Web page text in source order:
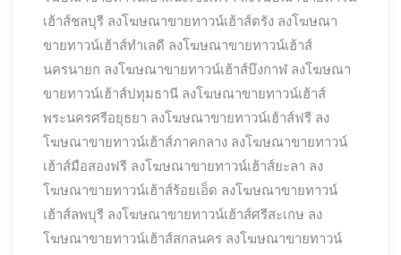
เฮ้าส์ชลบุรี ลงโฆษณาขายทาวน์เฮ้าส์ตรัง ลงโฆษณา
ขายทาวน์เฮ้าส์ทำเลดี ลงโฆษณาขายทาวน์เฮ้าส์
นครนายก ลงโฆษณาขายทาวน์เฮ้าส์บึงกาฬ ลงโฆษณา
ขายทาวน์เฮ้าส์ปทุมธานี ลงโฆษณาขายทาวน์เฮ้าส์
พระนครศรีอยุธยา ลงโฆษณาขายทาวน์เฮ้าส์ฟรี ลง
โฆษณาขายทาวน์เฮ้าส์ภาคกลาง ลงโฆษณาขายทาวน์
เฮ้าส์มือสองฟรี ลงโฆษณาขายทาวน์เฮ้าส์ยะลา ลง
โฆษณาขายทาวน์เฮ้าส์ร้อยเอ็ด ลงโฆษณาขายทาวน์
เฮ้าส์ลพบุรี ลงโฆษณาขายทาวน์เฮ้าส์ศรีสะเกษ ลง
โฆษณาขายทาวน์เฮ้าส์สกลนคร ลงโฆษณาขายทาวน์